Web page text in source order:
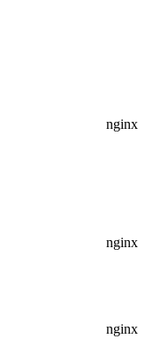
nginx
nginx
nginx